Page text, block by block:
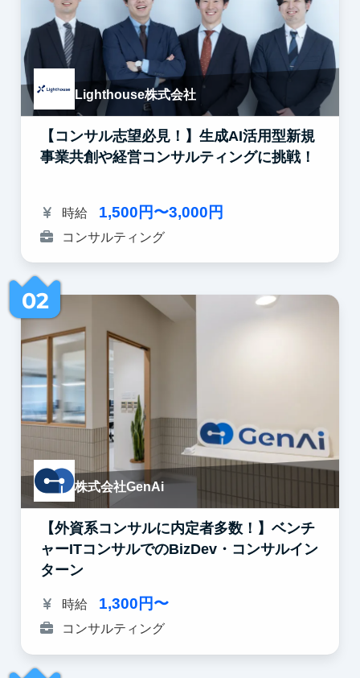
Lighthouse株式会社
【コンサル志望必見！】生成AI活用型新規
事業共創や経営コンサルティングに挑戦！
時給 1,500円〜3,000円
コンサルティング
株式会社GenAi
【外資系コンサルに内定者多数！】ベンチ
ャーITコンサルでのBizDev・コンサルイン
ターン
時給 1,300円〜
コンサルティング
02